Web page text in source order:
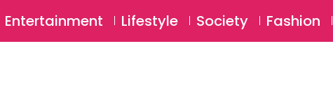
SUBSCRIBE Login
Entertainment Lifestyle Society Fashion